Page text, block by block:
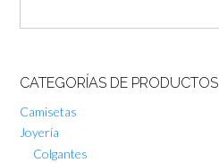
CATEGORÍAS DE PRODUCTOS
Camisetas
Joyería
Colgantes